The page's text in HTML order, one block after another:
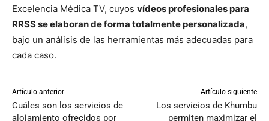
Excelencia Médica TV, cuyos vídeos profesionales para
RRSS se elaboran de forma totalmente personalizada,
bajo un análisis de las herramientas más adecuadas para
cada caso.
Artículo anterior
Cuáles son los servicios de
alojamiento ofrecidos por
Artículo siguiente
Los servicios de Khumbu
permiten maximizar el